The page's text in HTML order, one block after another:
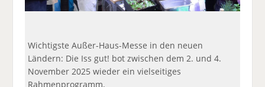
Wichtigste Außer-Haus-Messe in den neuen
Ländern: Die Iss gut! bot zwischen dem 2. und 4.
November 2025 wieder ein vielseitiges
Rahmenprogramm.